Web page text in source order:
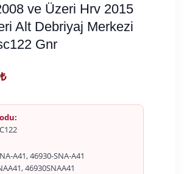
ve Üzeri Hrv 2015
Alt Debriyaj Merkezi
Gnr
₺
A41, 46930-SNA-A41
46930SNAA41